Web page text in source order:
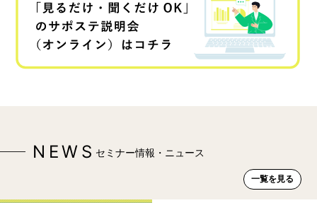
NEWS セミナー情報・ニュース
一覧を見る